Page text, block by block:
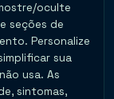
oculte
seções de
Personalize
sua
usa. As
sintomas,